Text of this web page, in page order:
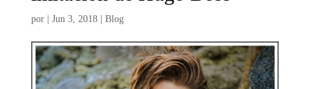
por | Jun 3, 2018| Blog